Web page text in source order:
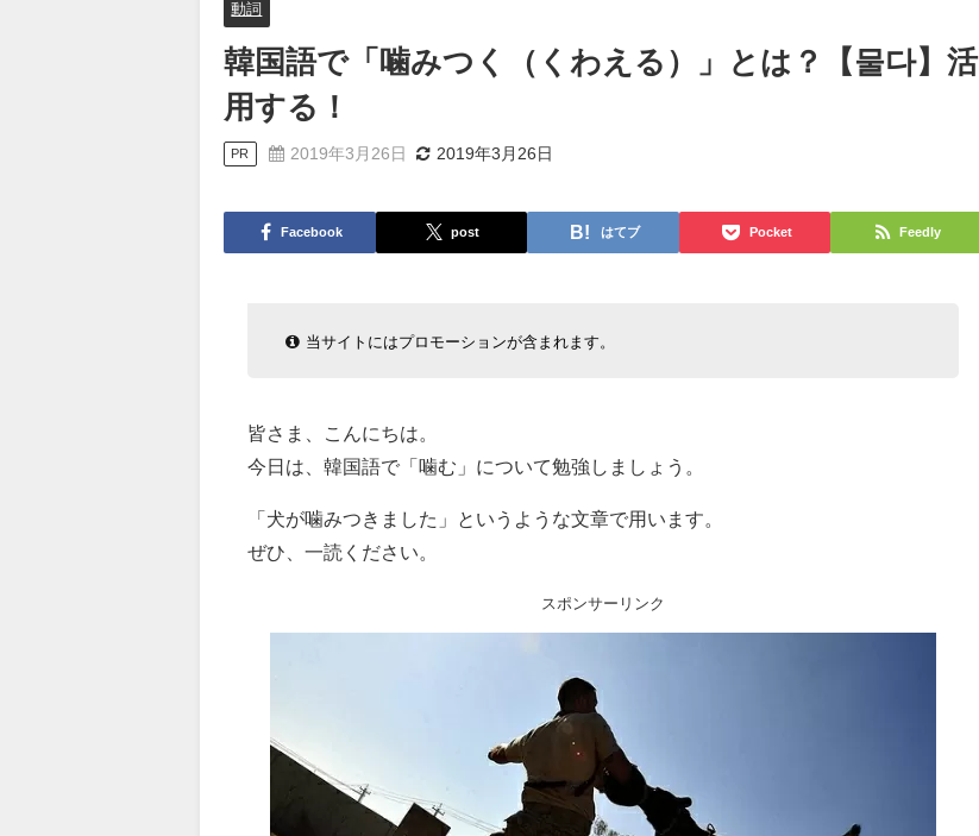
動詞
韓国語で「噛みつく（くわえる）」とは？【물다】活
用する！
PR 2019年3月26日 2019年3月26日
Facebook post はてブ Pocket Feedly
当サイトにはプロモーションが含まれます。
皆さま、こんにちは。
今日は、韓国語で「噛む」について勉強しましょう。
「犬が噛みつきました」というような文章で用います。
ぜひ、一読ください。
スポンサーリンク